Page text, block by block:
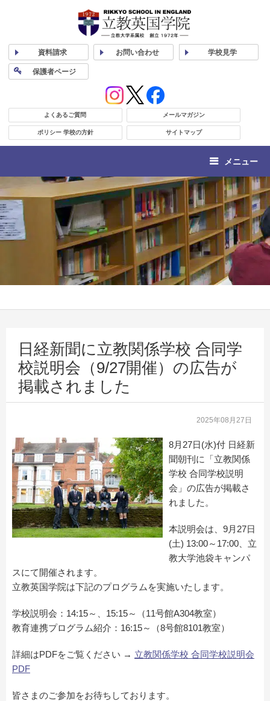
資料請求 お問い合わせ 学校見学
保護者ページ
よくあるご質問 メールマガジン
ポリシー 学校の方針 サイトマップ
メニュー
日経新聞に立教関係学校 合同学
校説明会（9/27開催）の広告が
掲載されました
2025年08月27日
8月27日(水)付 日経新
聞朝刊に「立教関係
学校 合同学校説明
会」の広告が掲載さ
れました。
本説明会は、9月27日
(土) 13:00～17:00、立
教大学池袋キャンパ
スにて開催されます。
立教英国学院は下記のプログラムを実施いたします。
学校説明会：14:15～、15:15～（11号館A304教室）
教育連携プログラム紹介：16:15～（8号館8101教室）
詳細はPDFをご覧ください → 立教関係学校 合同学校説明会
PDF
皆さまのご参加をお待ちしております。